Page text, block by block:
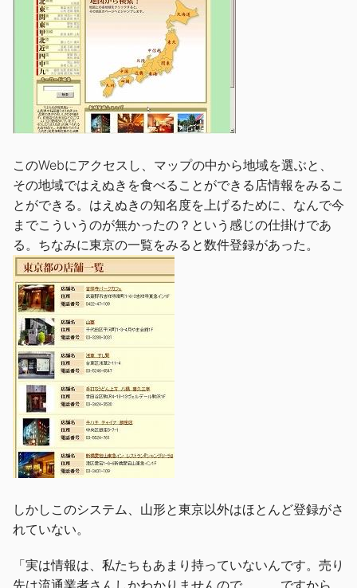
このWebにアクセスし、マップの中から地域を選ぶと、
その地域ではえぬきを食べることができる店情報をみるこ
とができる。はえぬきの知名度を上げるために、なんで今
までこういうのが無かったの？という感じの仕掛けであ
る。ちなみに東京の一覧をみると数件登録があった。
しかしこのシステム、山形と東京以外はほとんど登録がさ
れていない。
「実は情報は、私たちもあまり持っていないんです。売り
先は流通業者さんしかわかりませんので、、、ですから、